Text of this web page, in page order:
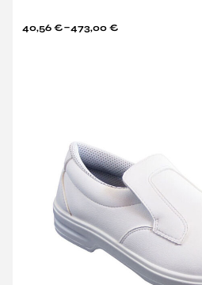
40,56 €–473,00 €